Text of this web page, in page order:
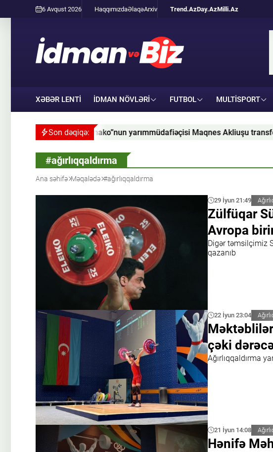
6 Avqust 2026 HaqqımızdaƏlaqəArxiv Trend.AzDay.AzMilli.Az
XƏBƏR LENTİ İDMAN NÖVLƏRI FUTBOL MULTISPORT
Son dəqiqə:
yarımmüdafiəçisi Maqnes Akliuşu transfer edib Vinisius
#ağırlıqqaldırma
Ana səhifə Məqalədə #ağırlıqqaldırma
29 İyun 21:49
Zülfüqar
Avropa
Digər təmsilçimiz
qazanıb
22 İyun 23:04
Məktəblilər
çəki
Ağırlıqqaldırma
21 İyun 14:08
Hənifə